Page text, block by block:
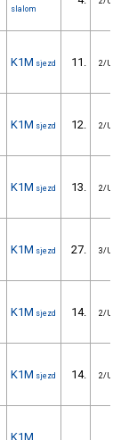
slalom
K1M sjezd 11. 2/U23
K1M sjezd 12. 2/U23
K1M sjezd 13. 2/U23
K1M sjezd 27. 3/U23
K1M sjezd 14. 2/U23
K1M sjezd 14. 2/U23
K1M